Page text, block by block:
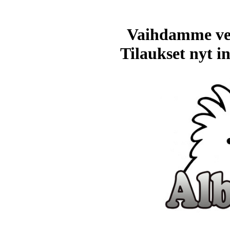
Vaihdamme
Tilaukset nyt